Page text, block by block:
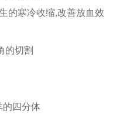
的寒冷收缩,改善放血效
的切割
的四分体